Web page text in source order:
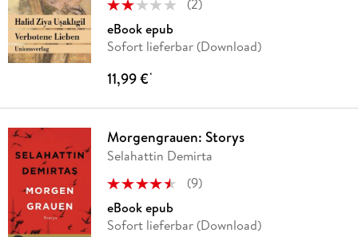
(2)
eBook epub
Sofort lieferbar (Download)
11,99 €*
Morgengrauen: Storys
Selahattin Demirta
(9)
eBook epub
Sofort lieferbar (Download)